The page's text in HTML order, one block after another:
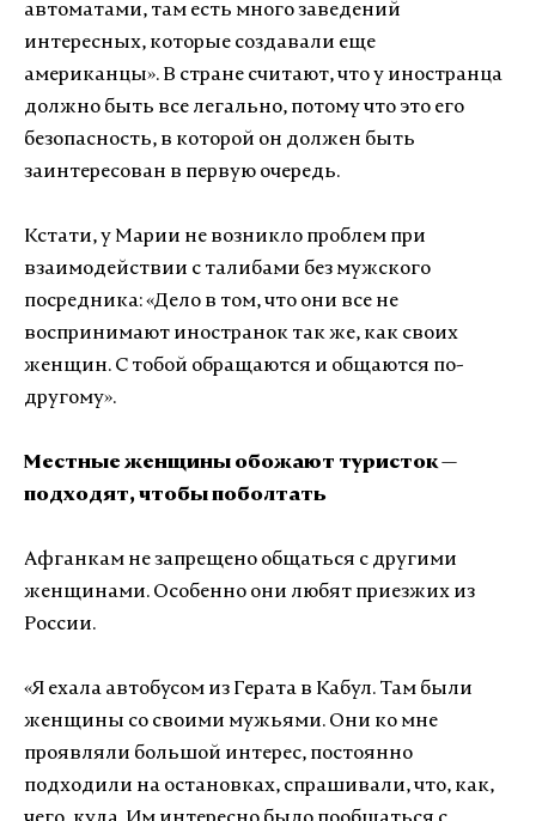
автоматами, там есть много заведений
интересных, которые создавали еще
американцы». В стране считают, что у иностранца
должно быть все легально, потому что это его
безопасность, в которой он должен быть
заинтересован в первую очередь.
Кстати, у Марии не возникло проблем при
взаимодействии с талибами без мужского
посредника:«Дело в том, что они все не
воспринимают иностранок так же, как своих
женщин. С тобой обращаются и общаются по-
другому».
Местные женщины обожают туристок —
подходят, чтобы поболтать
Афганкам не запрещено общаться с другими
женщинами. Особенно они любят приезжих из
России.
«Я ехала автобусом из Герата в Кабул. Там были
женщины со своими мужьями. Они ко мне
проявляли большой интерес, постоянно
подходили на остановках, спрашивали, что, как,